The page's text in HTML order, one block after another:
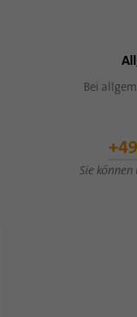
Bei
Sie